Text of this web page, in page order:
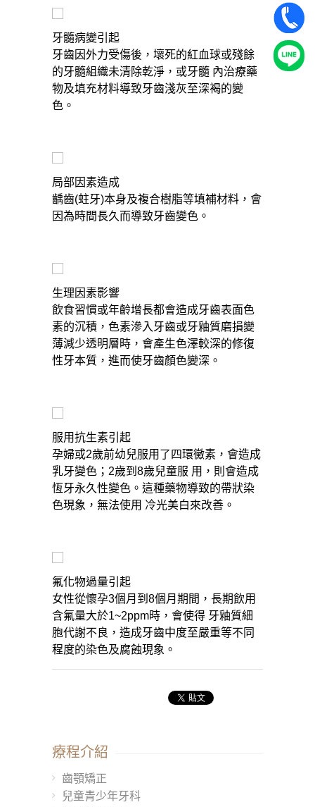
牙髓病變引起
牙齒因外力受傷後，壞死的紅血球或殘餘
的牙髓組織未清除乾淨，或牙髓 內治療藥
物及填充材料導致牙齒淺灰至深褐的變
色。
局部因素造成
齲齒(蛀牙)本身及複合樹脂等填補材料，會
因為時間長久而導致牙齒變色。
生理因素影響
飲食習慣或年齡增長都會造成牙齒表面色
素的沉積，色素滲入牙齒或牙釉質磨損變
薄減少透明層時，會產生色澤較深的修復
性牙本質，進而使牙齒顏色變深。
服用抗生素引起
孕婦或2歲前幼兒服用了四環黴素，會造成
乳牙變色；2歲到8歲兒童服 用，則會造成
恆牙永久性變色。這種藥物導致的帶狀染
色現象，無法使用 冷光美白來改善。
氟化物過量引起
女性從懷孕3個月到8個月期間，長期飲用
含氟量大於1~2ppm時，會使得 牙釉質細
胞代謝不良，造成牙齒中度至嚴重等不同
程度的染色及腐蝕現象。
療程介紹
齒顎矯正
兒童青少年牙科